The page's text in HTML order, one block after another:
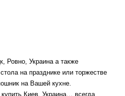
Ровно, Украина а также
на празднике или торжестве
на Вашей кухне.
Киев, Украина… всегда